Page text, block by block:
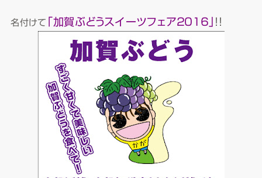
名付けて 「加賀ぶどうスイーツフェア２０１６」 ！！